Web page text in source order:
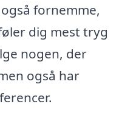
fornemme,
dig mest tryg
nogen, der
også har